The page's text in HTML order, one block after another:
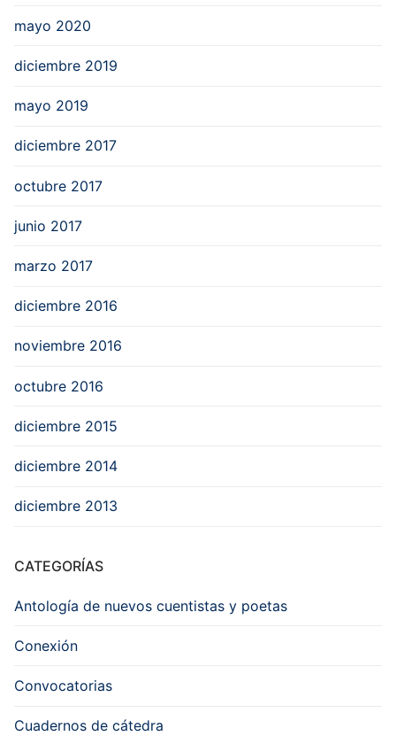
mayo 2020
diciembre 2019
mayo 2019
diciembre 2017
octubre 2017
junio 2017
marzo 2017
diciembre 2016
noviembre 2016
octubre 2016
diciembre 2015
diciembre 2014
diciembre 2013
CATEGORÍAS
Antología de nuevos cuentistas y poetas
Conexión
Convocatorias
Cuadernos de cátedra